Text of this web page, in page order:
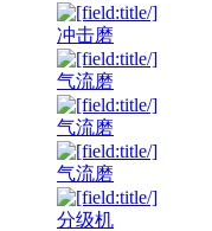
冲击磨
气流磨
气流磨
气流磨
分级机